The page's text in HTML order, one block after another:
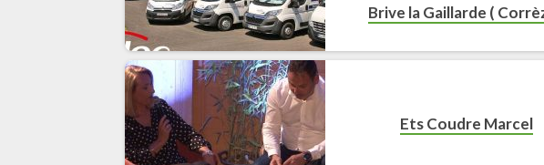
Brive la Gaillarde (
Ets Coudre Marcel